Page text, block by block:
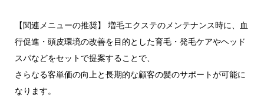
【関連メニューの推奨】 増毛エクステのメンテナンス時に、血
行促進・頭皮環境の改善を目的とした育毛・発毛ケアやヘッド
スパなどをセットで提案することで、
さらなる客単価の向上と長期的な顧客の髪のサポートが可能に
なります。